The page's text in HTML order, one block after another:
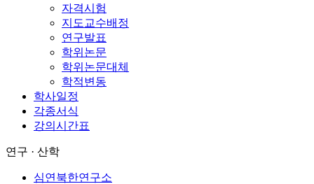
자격시험
지도교수배정
연구발표
학위논문
학위논문대체
학적변동
학사일정
각종서식
강의시간표
연구 · 산학
심연북한연구소